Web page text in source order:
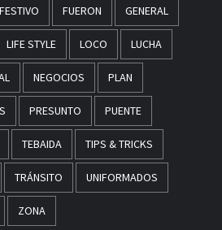
FESTIVO FUERON GENERAL
LIFE STYLE LOCO LUCHA
NEGOCIOS PLAN
PRESUNTO PUENTE
TEBAIDA TIPS & TRICKS
TRÁNSITO UNIFORMADOS
ZONA